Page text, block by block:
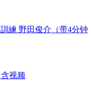
練 野田俊介（带4分钟